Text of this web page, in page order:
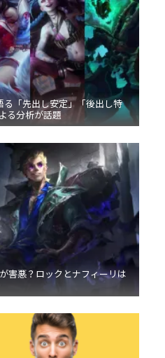
る「先出し安定」「後出し特
る分析が話題
害悪？ロックとナフィーリは